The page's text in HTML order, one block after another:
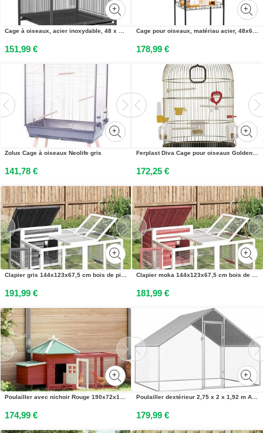
Cage à oiseaux, acier inoxydable, 48 x 64 x 74 cm, gris
151,99 €
Cage pour oiseaux, matériau acier, 48x64x74 cm, mobile avec roues, noir, 46x36x120 cm
178,99 €
Zolux Cage à oiseaux Neolife gris
141,78 €
Ferplast Diva Cage pour oiseaux Golden Golden One Size
172,25 €
Clapier gris 144x123x67,5 cm bois de pin massif
191,99 €
Clapier moka 144x123x67,5 cm bois de pin massif
181,99 €
Poulailler avec nichoir Rouge 190x72x102cm Bois de sapin massif
174,99 €
Poulailler dextérieur 2,75 x 2 x 1,92 m Acier galvanisé
179,99 €